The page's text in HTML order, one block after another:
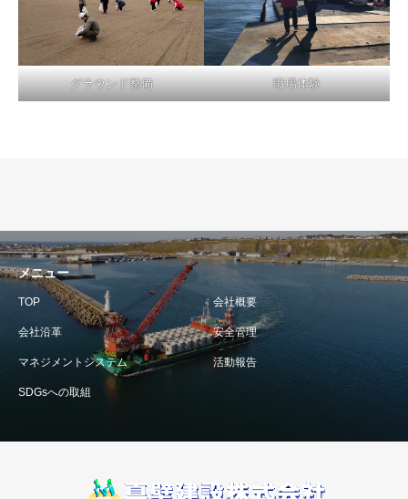
グラウンド整備 職場体験
メニュー
TOP 会社概要
会社沿革 安全管理
マネジメントシステム 活動報告
SDGsへの取組